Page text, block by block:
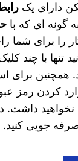
دارای یک
گونه‌ ای که با
را برای شما
تنها با چند
برای
کردن رمز
داشت.
جویی کنید.